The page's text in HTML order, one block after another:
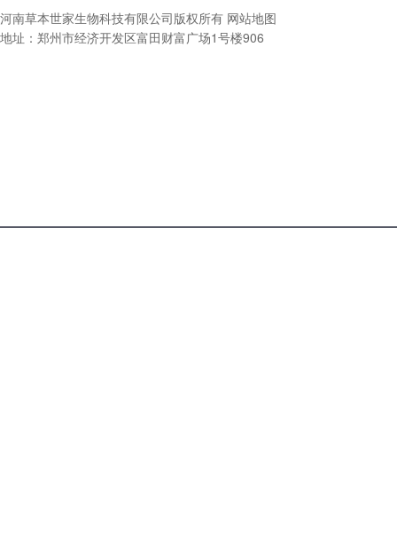
河南草本世家生物科技有限公司版权所有 网站地图
地址：郑州市经济开发区富田财富广场1号楼906